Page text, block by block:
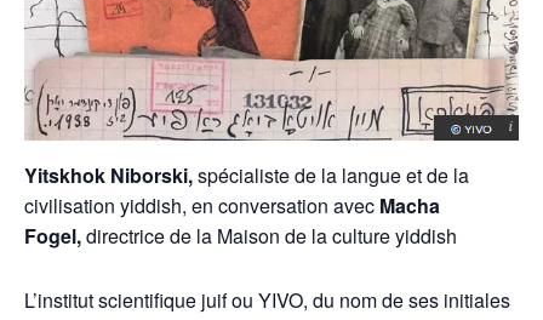
Yitskhok Niborski,spécialiste de la langue et de la
civilisation yiddish, en conversation avec Macha
Fogel,directrice de la Maison de la culture yiddish
L’institut scientifique juif ou YIVO, du nom de ses initiales